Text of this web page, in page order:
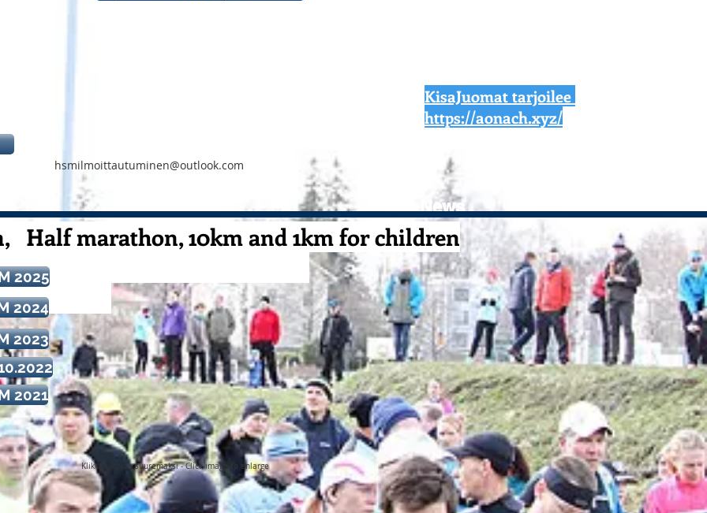
KisaJuomat tarjoilee
https://aonach.xyz/
hsmilmoittautuminen@outlook.com
News
Half marathon, 10km and 1km for children
10km
2024
2025
2023
2021
Klikkaa kuvaa suuremaksi - Click image to enlarge